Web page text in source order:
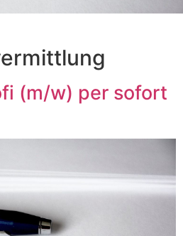
(m/w) per sofort